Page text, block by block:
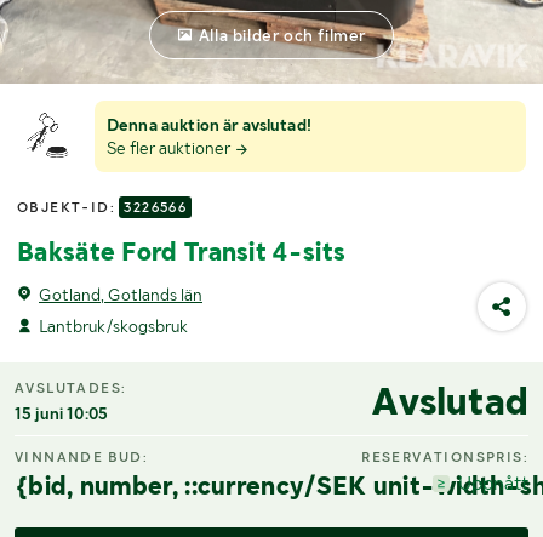
Denna auktion är avslutad!
Se fler auktioner
OBJEKT-ID: 3226566
Baksäte Ford Transit 4-sits
Gotland, Gotlands län
Lantbruk/skogsbruk
Alla bilder och filmer
AVSLUTADES:
15 juni 10:05 Avslutad
VINNANDE BUD:
{bid, number, ::currency/SEK unit-width-
RESERVATIONSPRIS:
Uppnått